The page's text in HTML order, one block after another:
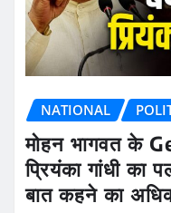
NATIONAL
मोहन भागवत के
प्रियंका गांधी का
बात कहने का